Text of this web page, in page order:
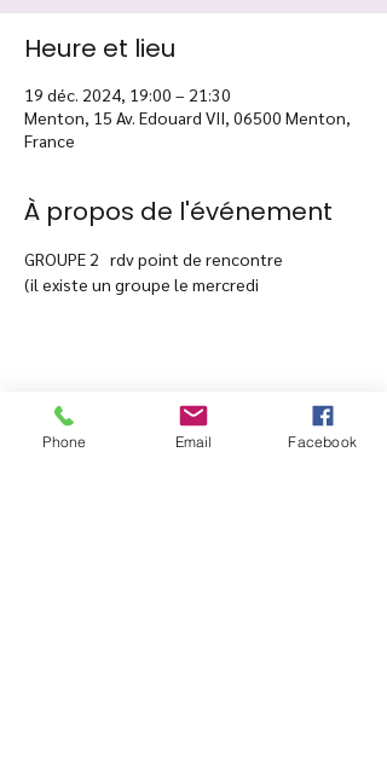
Heure et lieu
19 déc. 2024, 19:00 – 21:30
Menton, 15 Av. Edouard VII, 06500 Menton,
France
À propos de l'événement
GROUPE 2   rdv point de rencontre
(il existe un groupe le mercredi
Partager cet événement
Phone Email Facebook